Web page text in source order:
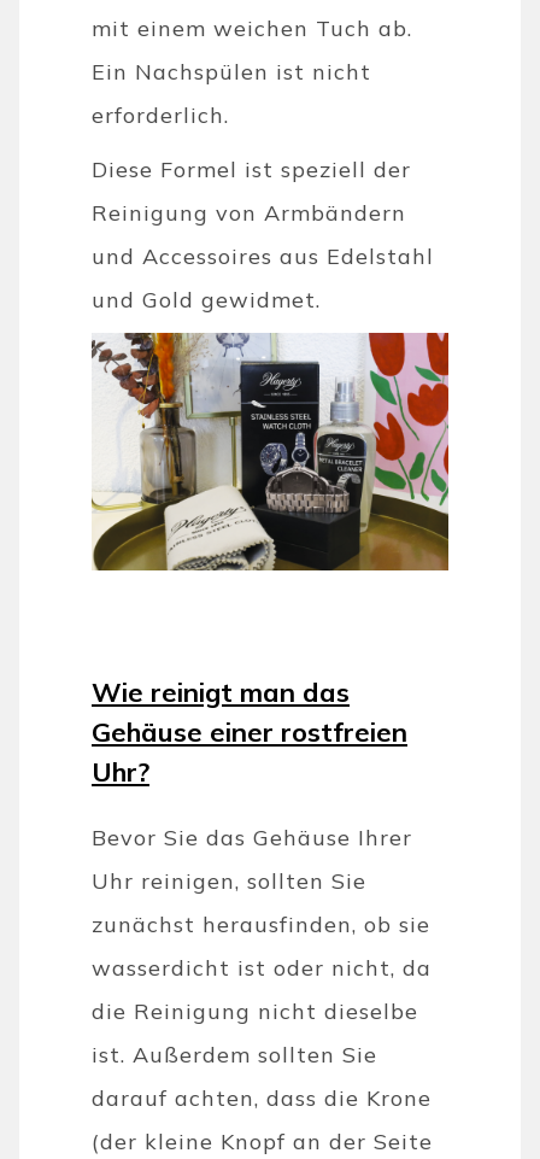
mit einem weichen Tuch ab.
Ein Nachspülen ist nicht
erforderlich.
Diese Formel ist speziell der
Reinigung von Armbändern
und Accessoires aus Edelstahl
und Gold gewidmet.
Wie reinigt man das
Gehäuse einer rostfreien
Uhr?
Bevor Sie das Gehäuse Ihrer
Uhr reinigen, sollten Sie
zunächst herausfinden, ob sie
wasserdicht ist oder nicht, da
die Reinigung nicht dieselbe
ist. Außerdem sollten Sie
darauf achten, dass die Krone
(der kleine Knopf an der Seite